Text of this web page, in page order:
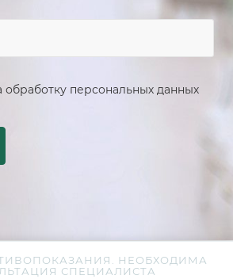
обработку персональных данных
НЕОБХОДИМА
СПЕЦИАЛИСТА